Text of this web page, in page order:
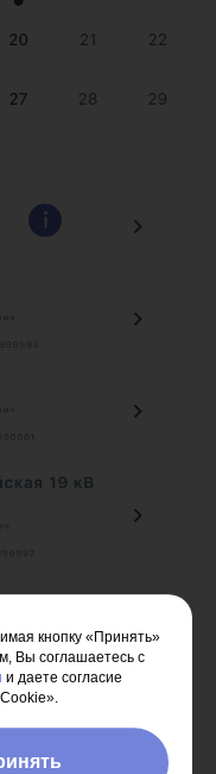
кнопку «Принять»
Вы соглашаетесь с
и даете согласие